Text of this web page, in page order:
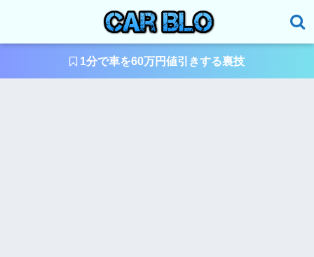
1分で車を60万円値引きする裏技